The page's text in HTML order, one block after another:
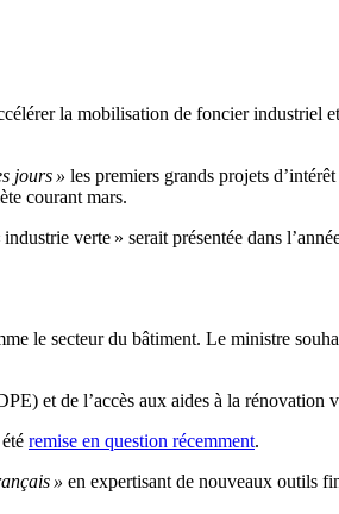
la mobilisation de foncier industriel
jours » les premiers grands projets
courant mars.
verte » serait présentée dans
le secteur du bâtiment. Le ministre
et de l’accès aux aides à la rénovation
remise en question récemment.
» en expertisant de nouveaux outils